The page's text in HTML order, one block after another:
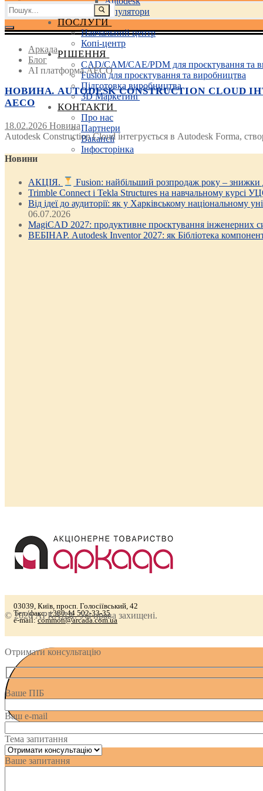
3D маніпулятори
ПОСЛУГИ
Навчальний центр
Копі-центр
РІШЕННЯ
CAD/CAM/CAE/PDM для проєктування та
Fusion для проєктування та виробництва
Підготовка виробництва
3D Маркетинг
КОНТАКТИ
Про нас
Партнери
Вакансії
Інфосторінка
Пошук:
Аркада
Блог
AI платформа AECO
НОВИНА. AUTODESK CONSTRUCTION
AECO
18.02.2026 Новина
Autodesk Construction Cloud інтегрується в Autodesk Forma,
Новини
АКЦІЯ. Fusion: найбільший розпродаж року – знижки
Trimble Connect і Tekla Structures на навчальному курсі
Від ідеї до аудиторії: як у Харківському національному
06.07.2026
MagiCAD 2027: продуктивне проєктування інженерних
ВЕБІНАР. Autodesk Inventor 2027: як Бібліотека
03039, Київ, просп. Голосіївський, 42
Тел./факс:+380 44 502-33-35
e-mail:common@arcada.com.ua
© 2026 АРКАДА. Усі права захищені.
Отримати консультацію
Ваше ПІБ
Ваш e-mail
Тема запитання
Ваше запитання